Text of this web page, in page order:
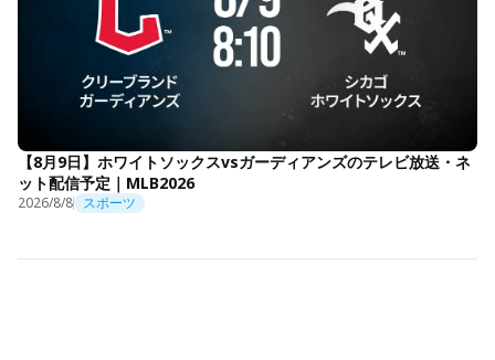
【8月9日】ホワイトソックスvsガーディアンズのテレビ放送・ネ
ット配信予定｜MLB2026
2026/8/8 スポーツ